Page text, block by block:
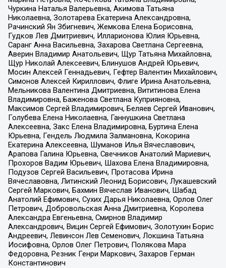
Чуркина Наталья Валерьевна, Акимова Татьяна
Николаевна, Золотарева Екатерина Александровна,
Рачинский Ян Збигневич, Жемкова Елена Борисовна,
Гудков Лев Дмитриевич, Илларионова Юлия Юрьевна,
Саранг Анна Васильевна, Захарова Светлана Сергеевна,
Аверин Владимир Анатольевич, Щур Татьяна Михайловна,
Щур Николай Алексеевич, Блинушов Андрей Юрьевич,
Мосин Алексей Геннадьевич, Гефтер Валентин Михайлович,
Симонов Алексей Кириллович, Флиге Ирина Анатольевна,
Мельникова Валентина Дмитриевна, Вититинова Елена
Владимировна, Баженова Светлана Куприяновна,
Максимов Сергей Владимирович, Беляев Сергей Иванович,
Голубева Елена Николаевна, Ганнушкина Светлана
Алексеевна, Закс Елена Владимировна, Буртина Елена
Юрьевна, Гендель Людмила Залмановна, Кокорина
Екатерина Алексеевна, Шуманов Илья Вячеславович,
Арапова Галина Юрьевна, Свечников Анатолий Мариевич,
Прохоров Вадим Юрьевич, Шахова Елена Владимировна,
Подузов Сергей Васильевич, Протасова Ирина
Вячеславовна, Литинский Леонид Борисович, Лукашевский
Сергей Маркович, Бахмин Вячеслав Иванович, Шабад
Анатолий Ефимович, Сухих Дарья Николаевна, Орлов Олег
Петрович, Добровольская Анна Дмитриевна, Королева
Александра Евгеньевна, Смирнов Владимир
Александрович, Вицин Сергей Ефимович, Золотухин Борис
Андреевич, Левинсон Лев Семенович, Локшина Татьяна
Иосифовна, Орлов Олег Петрович, Полякова Мара
Федоровна, Резник Генри Маркович, Захаров Герман
Константинович